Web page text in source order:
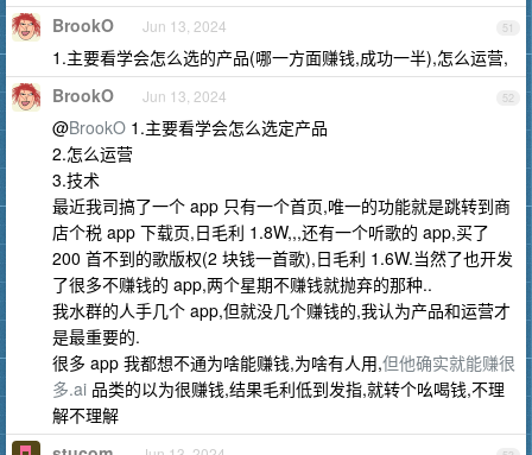
51
BrookO Jun 13, 2024
1.主要看学会怎么选的产品(哪一方面赚钱,成功一半),怎么运营,
52
BrookO Jun 13, 2024
@BrookO 1.主要看学会怎么选定产品
2.怎么运营
3.技术
最近我司搞了一个 app 只有一个首页,唯一的功能就是跳转到商
店个税 app 下载页,日毛利 1.8W,,,还有一个听歌的 app,买了
200 首不到的歌版权(2 块钱一首歌),日毛利 1.6W.当然了也开发
了很多不赚钱的 app,两个星期不赚钱就抛弃的那种..
我水群的人手几个 app,但就没几个赚钱的,我认为产品和运营才
是最重要的.
很多 app 我都想不通为啥能赚钱,为啥有人用,但他确实就能赚很
多.ai 品类的以为很赚钱,结果毛利低到发指,就转个吆喝钱,不理
解不理解